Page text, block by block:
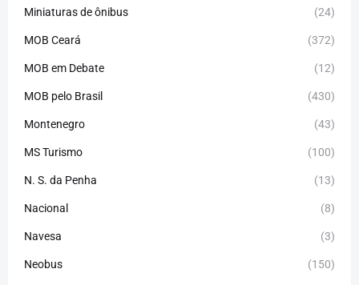
Miniaturas de ônibus (24)
MOB Ceará (372)
MOB em Debate (12)
MOB pelo Brasil (430)
Montenegro (43)
MS Turismo (100)
N. S. da Penha (13)
Nacional (8)
Navesa (3)
Neobus (150)